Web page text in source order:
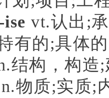
vt.认出;
有的;具体
结构，构造
物质;实质;